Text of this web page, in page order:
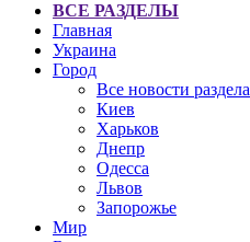
ВСЕ РАЗДЕЛЫ
Главная
Украина
Город
Все новости раздела
Киев
Харьков
Днепр
Одесса
Львов
Запорожье
Мир